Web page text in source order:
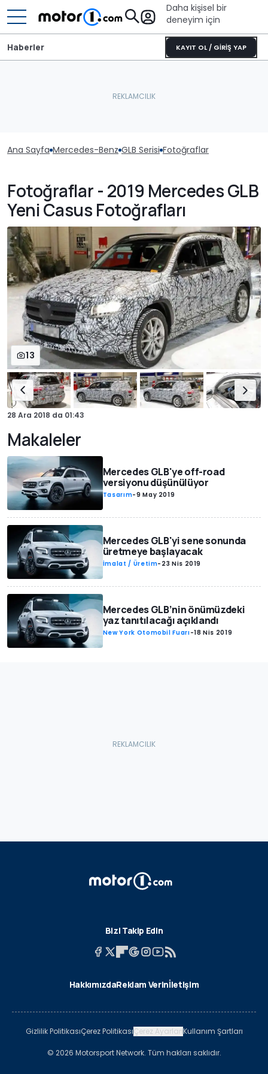
Daha kişisel bir
deneyim için
KAYIT OL / GİRİŞ YAP
Haberler
Ana Sayfa Mercedes-Benz GLB Serisi Fotoğraflar
Fotoğraflar - 2019 Mercedes GLB
Yeni Casus Fotoğrafları
13
28 Ara 2018 da 01:43
Makaleler
Mercedes GLB'ye off-road
versiyonu düşünülüyor
Tasarım-9 May 2019
Mercedes GLB'yi sene sonunda
üretmeye başlayacak
İmalat / Üretim- 23 Nis 2019
Mercedes GLB’nin önümüzdeki
yaz tanıtılacağı açıklandı
New York Otomobil Fuarı-18 Nis 2019
Bizi Takip Edin
HakkımızdaReklam Verinİletişim
Gizlilik PolitikasıÇerez PolitikasıÇerez AyarlarıKullanım Şartları
© 2026 Motorsport Network. Tüm hakları saklıdır.